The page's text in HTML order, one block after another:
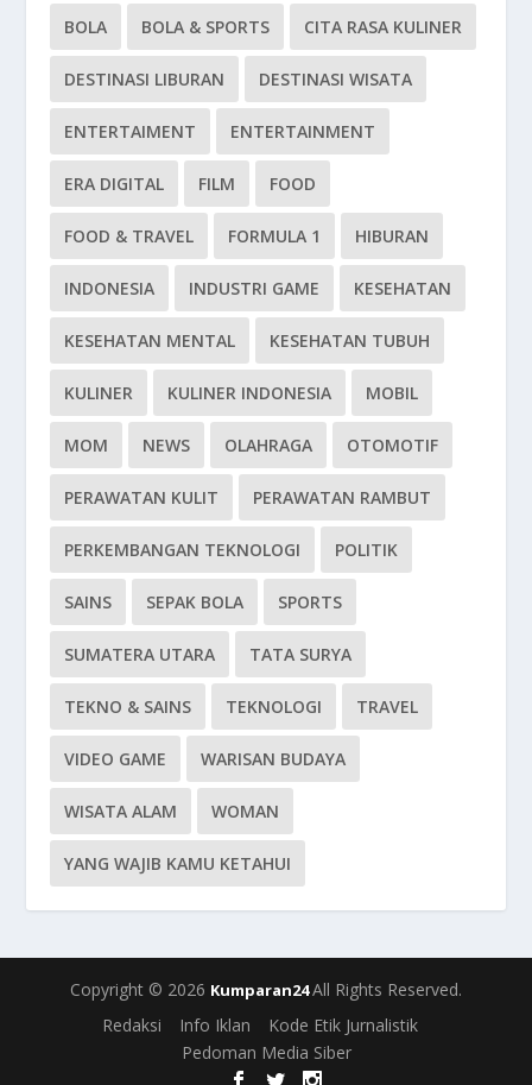
BOLA BOLA & SPORTS CITA RASA KULINER
DESTINASI LIBURAN DESTINASI WISATA
ENTERTAIMENT ENTERTAINMENT
ERA DIGITAL FILM FOOD
FOOD & TRAVEL FORMULA 1 HIBURAN
INDONESIA INDUSTRI GAME KESEHATAN
KESEHATAN MENTAL KESEHATAN TUBUH
KULINER KULINER INDONESIA MOBIL
MOM NEWS OLAHRAGA OTOMOTIF
PERAWATAN KULIT PERAWATAN RAMBUT
PERKEMBANGAN TEKNOLOGI POLITIK
SAINS SEPAK BOLA SPORTS
SUMATERA UTARA TATA SURYA
TEKNO & SAINS TEKNOLOGI TRAVEL
VIDEO GAME WARISAN BUDAYA
WISATA ALAM WOMAN
YANG WAJIB KAMU KETAHUI
Copyright © 2026 Kumparan24All Rights Reserved.
Redaksi
Info Iklan
Kode Etik Jurnalistik
Pedoman Media Siber